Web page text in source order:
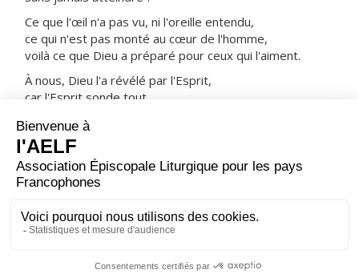
Ce que l'œil n'a pas vu, ni l'oreille entendu,
ce qui n'est pas monté au cœur de l'homme,
voilà ce que Dieu a préparé pour ceux qui l'aiment.
À nous, Dieu l'a révélé par l'Esprit,
car l'Esprit sonde tout,
ORAISON
Dieu qui inspiras à ton prêtre saint Jean un
extraordinaire amour de la croix et le renoncement
nous parvenions à la contemplation éternelle de ta
gloire.